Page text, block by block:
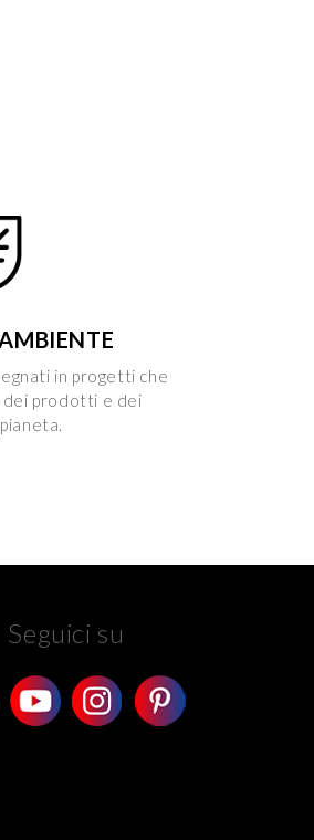
in progetti che
dei prodotti e dei
Seguici su